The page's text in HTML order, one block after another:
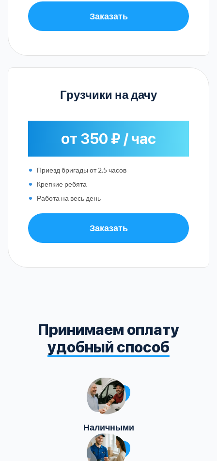
Заказать
Грузчики на дачу
от 350 ₽ / час
Приезд бригады от 2.5 часов
Крепкие ребята
Работа на весь день
Заказать
Принимаем оплату
удобный способ
Наличными